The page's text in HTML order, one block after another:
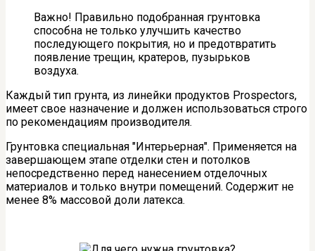
Важно! Правильно подобранная грунтовка
способна не только улучшить качество
последующего покрытия, но и предотвратить
появление трещин, кратеров, пузырьков
воздуха.
Каждый тип грунта, из линейки продуктов Prospectors,
имеет свое назначение и должен использоваться строго
по рекомендациям производителя.
Грунтовка специальная "Интерьерная". Применяется на
завершающем этапе отделки стен и потолков
непосредственно перед нанесением отделочных
материалов и только внутри помещений. Содержит не
менее 8% массовой доли латекса.